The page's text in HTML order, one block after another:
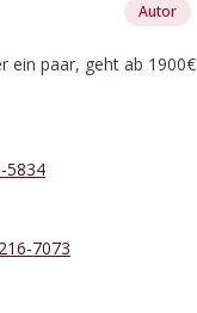
Autor
ein paar, geht ab 1900€
5834
7073